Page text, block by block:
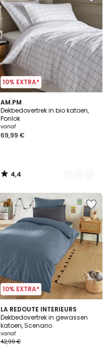
10% EXTRA*
AM.PM
Dekbedovertrek in bio katoen,
Ponlok
vanaf
69,99 €
4,4
/ 5
2
Kleuren
4,4
/
10% EXTRA*
LA REDOUTE INTERIEURS
Dekbedovertrek in gewassen
katoen, Scenario
vanaf
42,99 €
4,3
/ 5
3
Kleuren